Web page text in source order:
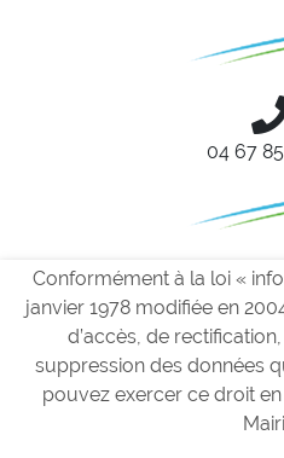
04 67
Conformément à la loi «
janvier 1978 modifiée en
d’accès, de
suppression des données
pouvez exercer ce droit